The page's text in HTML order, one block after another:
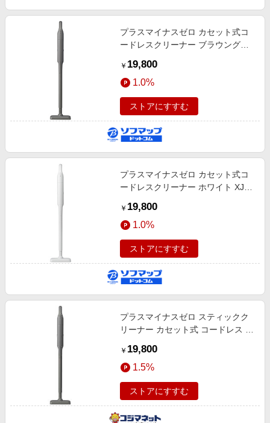
プラスマイナスゼロ カセット式コ
ードレスクリーナー ブラウングレ
ードレス］
￥ 19,800
1.0%
ストアにすすむ
プラスマイナスゼロ カセット式コ
ードレスクリーナー ホワイト XJC-
ス］
￥ 19,800
1.0%
ストアにすすむ
プラスマイナスゼロ スティックク
リーナー カセット式 コードレス 紙
K210TH
￥ 19,800
1.5%
ストアにすすむ